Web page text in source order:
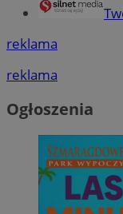
reklama
reklama
Ogłoszenia